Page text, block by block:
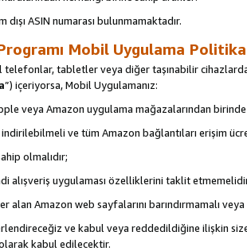
dışı ASIN numarası bulunmamaktadır.
Mobil Uygulama
telefonlar, tabletler veya diğer taşınabilir
”) içeriyorsa, Mobil Uygulamanız:
veya Amazon uygulama mağazalarından birinde
ve tüm Amazon bağlantıları erişim
olmalıdır;
alışveriş uygulaması özelliklerini taklit
alan Amazon web sayfalarını barındırmamalı
ve kabul veya reddedildiğine ilişkin
kabul edilecektir.